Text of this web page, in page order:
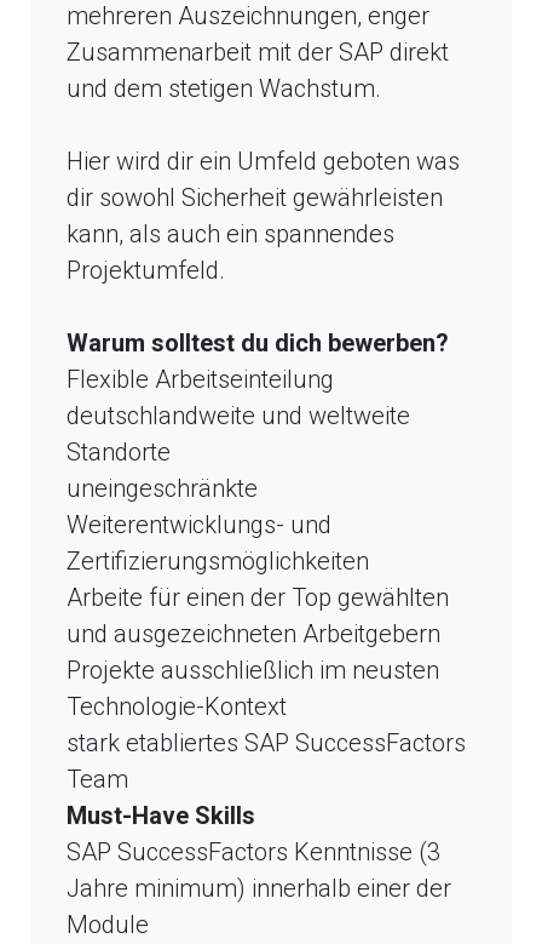
mehreren Auszeichnungen, enger
Zusammenarbeit mit der SAP direkt
und dem stetigen Wachstum.
Hier wird dir ein Umfeld geboten was
dir sowohl Sicherheit gewährleisten
kann, als auch ein spannendes
Projektumfeld.
Warum solltest du dich bewerben?
Flexible Arbeitseinteilung
deutschlandweite und weltweite
Standorte
uneingeschränkte
Weiterentwicklungs- und
Zertifizierungsmöglichkeiten
Arbeite für einen der Top gewählten
und ausgezeichneten Arbeitgebern
Projekte ausschließlich im neusten
Technologie-Kontext
stark etabliertes SAP SuccessFactors
Team
Must-Have Skills
SAP SuccessFactors Kenntnisse (3
Jahre minimum) innerhalb einer der
Module